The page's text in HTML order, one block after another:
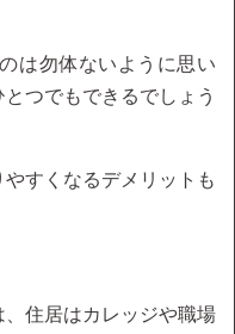
は勿体ないように思い
つでもできるでしょう
すくなるデメリットも
住居はカレッジや職場